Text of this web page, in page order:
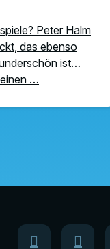
Peter Halm
das ebenso
ist…
…